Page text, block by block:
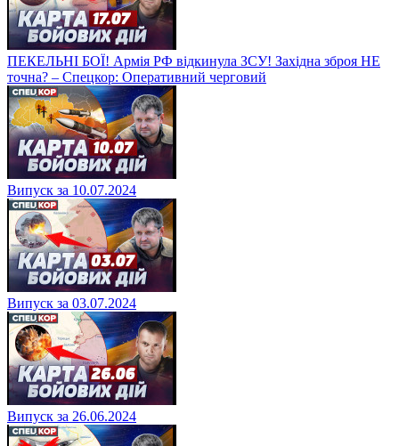
ПЕКЕЛЬНІ БОЇ! Армія РФ відкинула ЗСУ! Західна зброя НЕ
точна? – Спецкор: Оперативний черговий
Випуск за 10.07.2024
Випуск за 03.07.2024
Випуск за 26.06.2024